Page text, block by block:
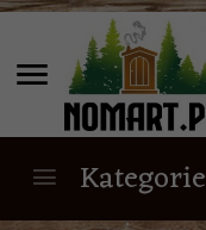
Kategorie